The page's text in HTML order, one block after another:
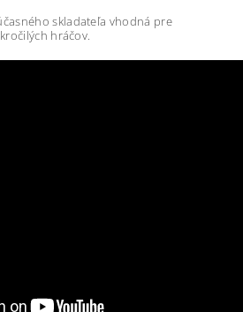
skladateľa vhodná pre
hráčov.